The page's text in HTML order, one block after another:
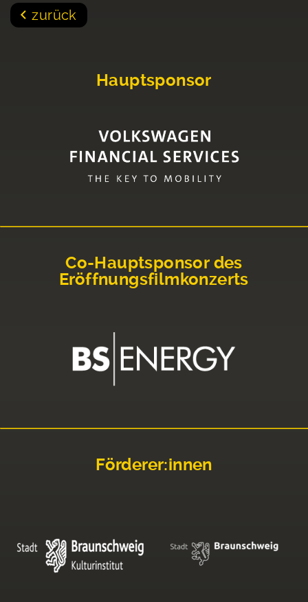
zurück
Hauptsponsor
Co-Hauptsponsor des
Eröffnungsfilmkonzerts
Förderer:innen